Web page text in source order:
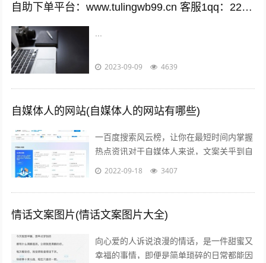
自助下单平台：www.tulingwb99.cn 客服1qq：2221028208 客服2qq：2221028208
2023-09-09 4639
自媒体人的网站(自媒体人的网站有哪些)
一百度搜索风云榜，让你在最短时间内掌握
热点资讯对于自媒体人来说，文案关乎到自
己的流量问题而自己的写作方向和文案编辑
2022-09-18 3407
情话文案图片(情话文案图片大全)
向心爱的人诉说浪漫的情话，是一件甜蜜又
幸福的事情，即便是简单琐碎的日常都能因